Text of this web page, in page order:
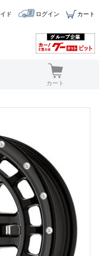
ド ログイン カート
カート